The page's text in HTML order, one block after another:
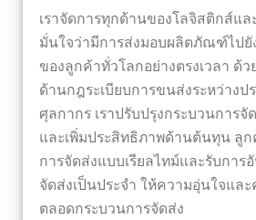
เราจัดการทุกด้านของโลจิสติกส์แล
มั่นใจว่ามีการส่งมอบผลิตภัณฑ์ไป
ของลูกค้าทั่วโลกอย่างตรงเวลา ด้
ด้านกฎระเบียบการขนส่งระหว่างป
ศุลกากร เราปรับปรุงกระบวนการ
และเพิ่มประสิทธิภาพด้านต้นทุน ลู
การจัดส่งแบบเรียลไทม์และรับการ
จัดส่งเป็นประจำ ให้ความอุ่นใจและ
ตลอดกระบวนการจัดส่ง